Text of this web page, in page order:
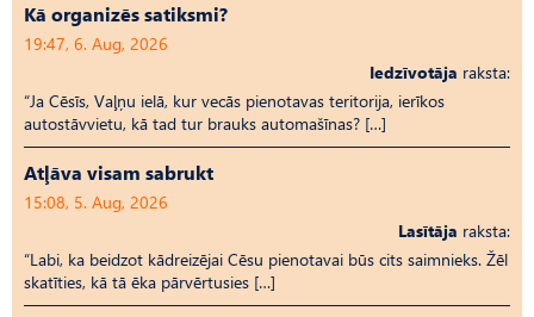
Kā organizēs satiksmi?
19:47, 6. Aug, 2026
Iedzīvotāja raksta:
“Ja Cēsīs, Vaļņu ielā, kur vecās pienotavas teritorija, ierīkos
autostāvvietu, kā tad tur brauks automašīnas? […]
Atļāva visam sabrukt
15:08, 5. Aug, 2026
Lasītāja raksta:
“Labi, ka beidzot kādreizējai Cēsu pienotavai būs cits saimnieks. Žēl
skatīties, kā tā ēka pārvērtusies […]